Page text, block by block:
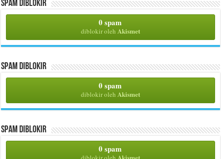
Spam Diblokir
0 spam
diblokir oleh Akismet
Spam Diblokir
0 spam
diblokir oleh Akismet
Spam Diblokir
0 spam
Akismet